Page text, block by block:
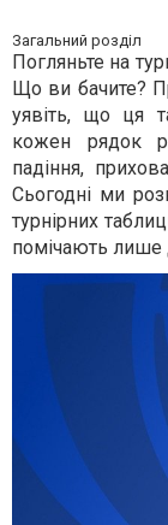
Загальний розділ
Погляньте на
Що ви бачите?
уявіть, що ця
кожен рядок
падіння,
Сьогодні ми
турнірних
помічають лише